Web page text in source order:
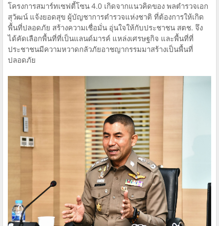
โครงการสมาร์ทเซฟตี้โซน 4.0 เกิดจากแนวคิดของ พลตำรวจเอก
สุวัฒน์ แจ้งยอดสุข ผู้บัญชาการตำรวจแห่งชาติ ที่ต้องการให้เกิด
พื้นที่ปลอดภัย สร้างความเชื่อมั่น อุ่นใจให้กับประชาชน สตช. จึง
ได้คัดเลือกพื้นที่ที่เป็นแลนด์มารค์ แหล่งเศรษฐกิจ และพื้นที่ที่
ประชาชนมีความหวาดกลัวภัยอาชญากรรมมาสร้างเป็นพื้นที่
ปลอดภัย